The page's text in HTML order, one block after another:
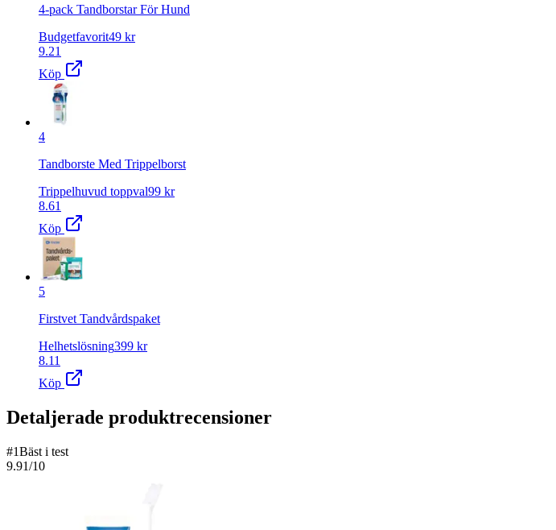
4-pack Tandborstar För Hund
Budgetfavorit49 kr
9.21
Köp
4
Tandborste Med Trippelborst
Trippelhuvud toppval99 kr
8.61
Köp
5
Firstvet Tandvårdspaket
Helhetslösning399 kr
8.11
Köp
Detaljerade produktrecensioner
#1Bäst i test
9.91/10